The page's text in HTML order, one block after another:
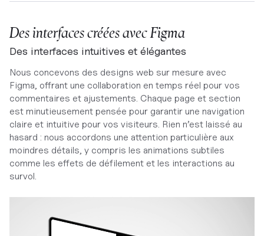
Des interfaces créées avec Figma
Des interfaces intuitives et élégantes
Nous concevons des designs web sur mesure avec
Figma, offrant une collaboration en temps réel pour vos
commentaires et ajustements. Chaque page et section
est minutieusement pensée pour garantir une navigation
claire et intuitive pour vos visiteurs. Rien n’est laissé au
hasard : nous accordons une attention particulière aux
moindres détails, y compris les animations subtiles
comme les effets de défilement et les interactions au
survol.